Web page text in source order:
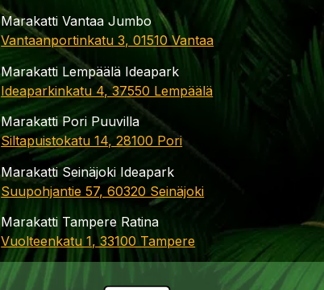
Marakatti Vantaa Jumbo
Vantaanportinkatu 3, 01510 Vantaa
Marakatti Lempäälä Ideapark
Ideaparkinkatu 4, 37550 Lempäälä
Marakatti Pori Puuvilla
Siltapuistokatu 14, 28100 Pori
Marakatti Seinäjoki Ideapark
Suupohjantie 57, 60320 Seinäjoki
Marakatti Tampere Ratina
Vuolteenkatu 1, 33100 Tampere